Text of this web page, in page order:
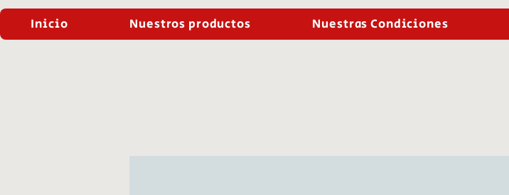
Inicio Nuestros productos Nuestras Condiciones